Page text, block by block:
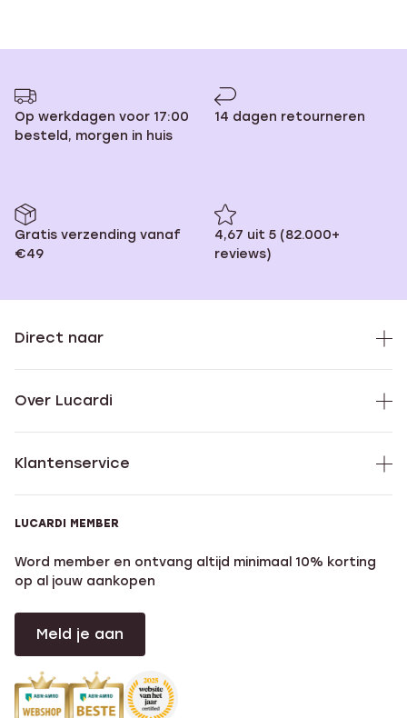
Op werkdagen voor 17:00
besteld, morgen in huis
14 dagen retourneren
Gratis verzending vanaf
€49
4,67 uit 5 (82.000+
reviews)
Direct naar
Over Lucardi
Klantenservice
LUCARDI MEMBER
Word member en ontvang altijd minimaal 10% korting
op al jouw aankopen
Meld je aan